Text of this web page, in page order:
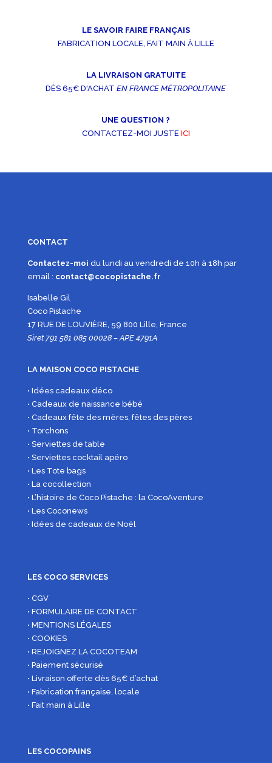
LE SAVOIR FAIRE FRANÇAIS
FABRICATION LOCALE, FAIT MAIN À LILLE
LA LIVRAISON GRATUITE
DÈS 65€ D'ACHATEN FRANCE MÉTROPOLITAINE
UNE QUESTION ?
CONTACTEZ-MOI JUSTE ICI
CONTACT
Contactez-moi du lundi au vendredi de 10h à 18h par
email : contact@cocopistache.fr
Isabelle Gil
Coco Pistache
17 RUE DE LOUVIÈRE, 59 800 Lille, France
Siret 791 581 085 00028 – APE 4791A
LA MAISON COCO PISTACHE
• Idées cadeaux déco
• Cadeaux de naissance bébé
• Cadeaux fête des mères, fêtes des pères
• Torchons
• Serviettes de table
• Serviettes cocktail apéro
• Les Tote bags
• La cocollection
• L’histoire de Coco Pistache : la CocoAventure
• Les Coconews
• Idées de cadeaux de Noël
LES COCO SERVICES
• CGV
• FORMULAIRE DE CONTACT
• MENTIONS LÉGALES
• COOKIES
• REJOIGNEZ LA COCOTEAM
• Paiement sécurisé
• Livraison offerte dès 65€ d’achat
• Fabrication française, locale
• Fait main à Lille
LES COCOPAINS